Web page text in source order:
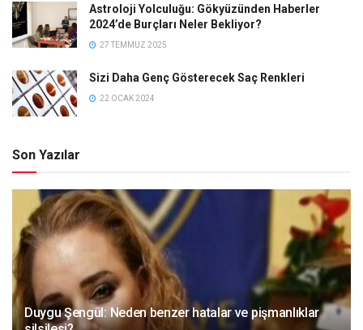
Astroloji Yolculuğu: Gökyüzünden Haberler
2024’de Burçları Neler Bekliyor?
27 TEMMUZ 2025
Sizi Daha Genç Gösterecek Saç Renkleri
22 OCAK 2024
Son Yazılar
Duygu Şengül: Neden benzer hatalar ve pişmanlıklar